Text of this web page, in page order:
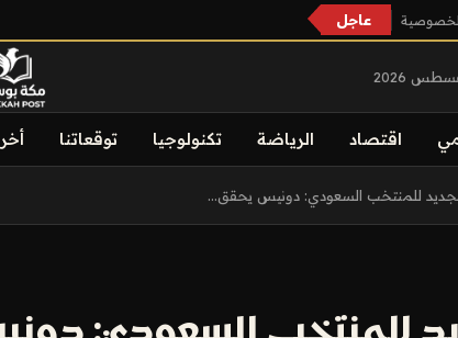
عاجل
اقتصاد الرياضة تكنولوجيا توقعاتنا
للمنتخب السعودي: دونيس يحقق...